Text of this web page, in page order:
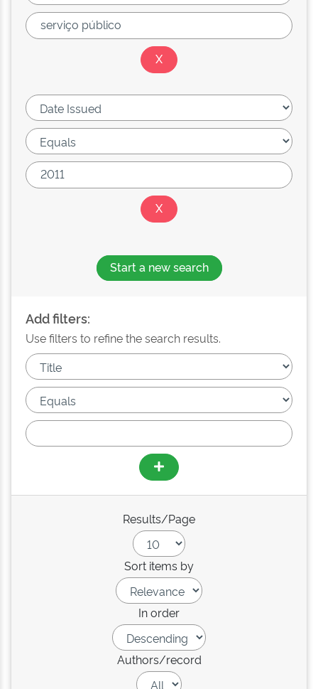
Start a new search
Add filters:
Use filters to refine the search results.
Results/Page
Sort items by
In order
Authors/record